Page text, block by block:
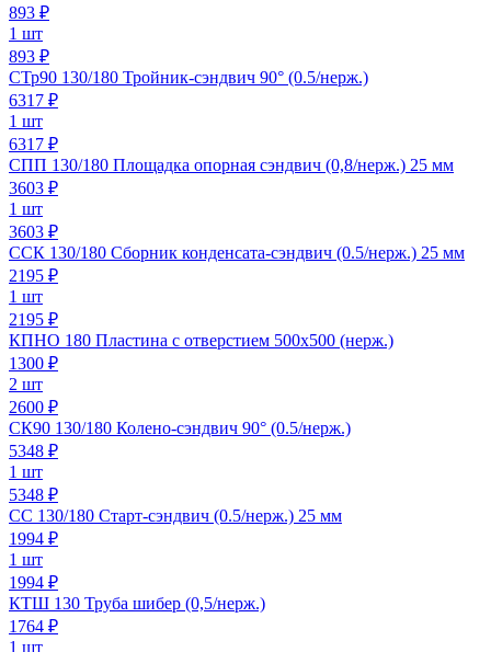
893 ₽
1 шт
893 ₽
СТр90 130/180 Тройник-сэндвич 90° (0.5/нерж.)
6317 ₽
1 шт
6317 ₽
СПП 130/180 Площадка опорная сэндвич (0,8/нерж.) 25 мм
3603 ₽
1 шт
3603 ₽
ССК 130/180 Сборник конденсата-сэндвич (0.5/нерж.) 25 мм
2195 ₽
1 шт
2195 ₽
КПНО 180 Пластина с отверстием 500х500 (нерж.)
1300 ₽
2 шт
2600 ₽
СК90 130/180 Колено-сэндвич 90° (0.5/нерж.)
5348 ₽
1 шт
5348 ₽
СС 130/180 Старт-сэндвич (0.5/нерж.) 25 мм
1994 ₽
1 шт
1994 ₽
КТШ 130 Труба шибер (0,5/нерж.)
1764 ₽
1 шт